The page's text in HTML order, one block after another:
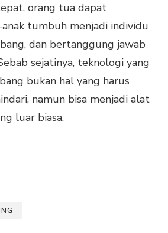
orang tua dapat
tumbuh menjadi individu
dan bertanggung jawab
sejatinya, teknologi yang
bukan hal yang harus
namun bisa menjadi alat
luar biasa.